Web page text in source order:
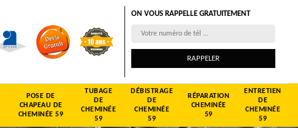
ON VOUS RAPPELLE GRATUITEMENT
POSE DE
CHAPEAU DE
CHEMINÉE 59
TUBAGE
DE
CHEMINÉE
59
DÉBISTRAGE
DE
CHEMINÉE
59
RÉPARATION
CHEMINÉE
59
ENTRETIEN
DE
CHEMINÉE
59